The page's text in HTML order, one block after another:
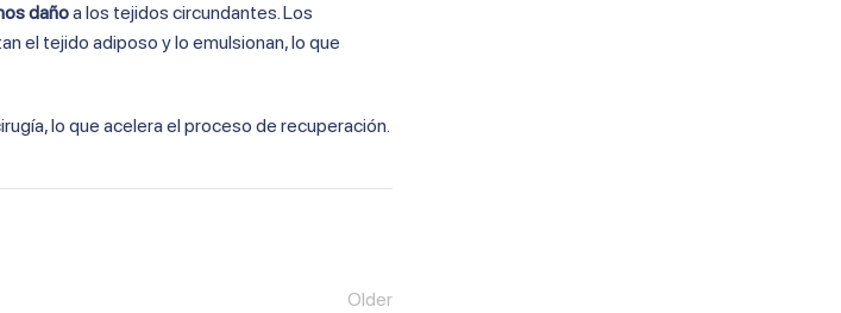
dañoa los tejidos circundantes. Los
el tejido adiposo y lo emulsionan, lo que
lo que acelera el proceso de recuperación.
Older